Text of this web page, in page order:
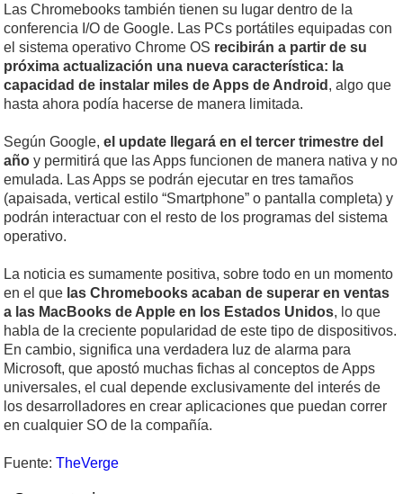
Las Chromebooks también tienen su lugar dentro de la
conferencia I/O de Google. Las PCs portátiles equipadas con
el sistema operativo Chrome OS recibirán a partir de su
próxima actualización una nueva característica: la
capacidad de instalar miles de Apps de Android , algo que
hasta ahora podía hacerse de manera limitada.
Según Google, el update llegará en el tercer trimestre del
año y permitirá que las Apps funcionen de manera nativa y no
emulada. Las Apps se podrán ejecutar en tres tamaños
(apaisada, vertical estilo “Smartphone” o pantalla completa) y
podrán interactuar con el resto de los programas del sistema
operativo.
La noticia es sumamente positiva, sobre todo en un momento
en el que las Chromebooks acaban de superar en ventas
a las MacBooks de Apple en los Estados Unidos, lo que
habla de la creciente popularidad de este tipo de dispositivos.
En cambio, significa una verdadera luz de alarma para
Microsoft, que apostó muchas fichas al conceptos de Apps
universales, el cual depende exclusivamente del interés de
los desarrolladores en crear aplicaciones que puedan correr
en cualquier SO de la compañía.
Fuente: TheVerge